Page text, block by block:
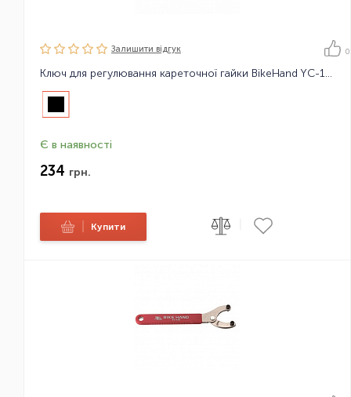
Залишити вiдгук 0
Ключ для регулювання кареточної гайки BikeHand YC-157
Є в наявності
234 грн.
Купити